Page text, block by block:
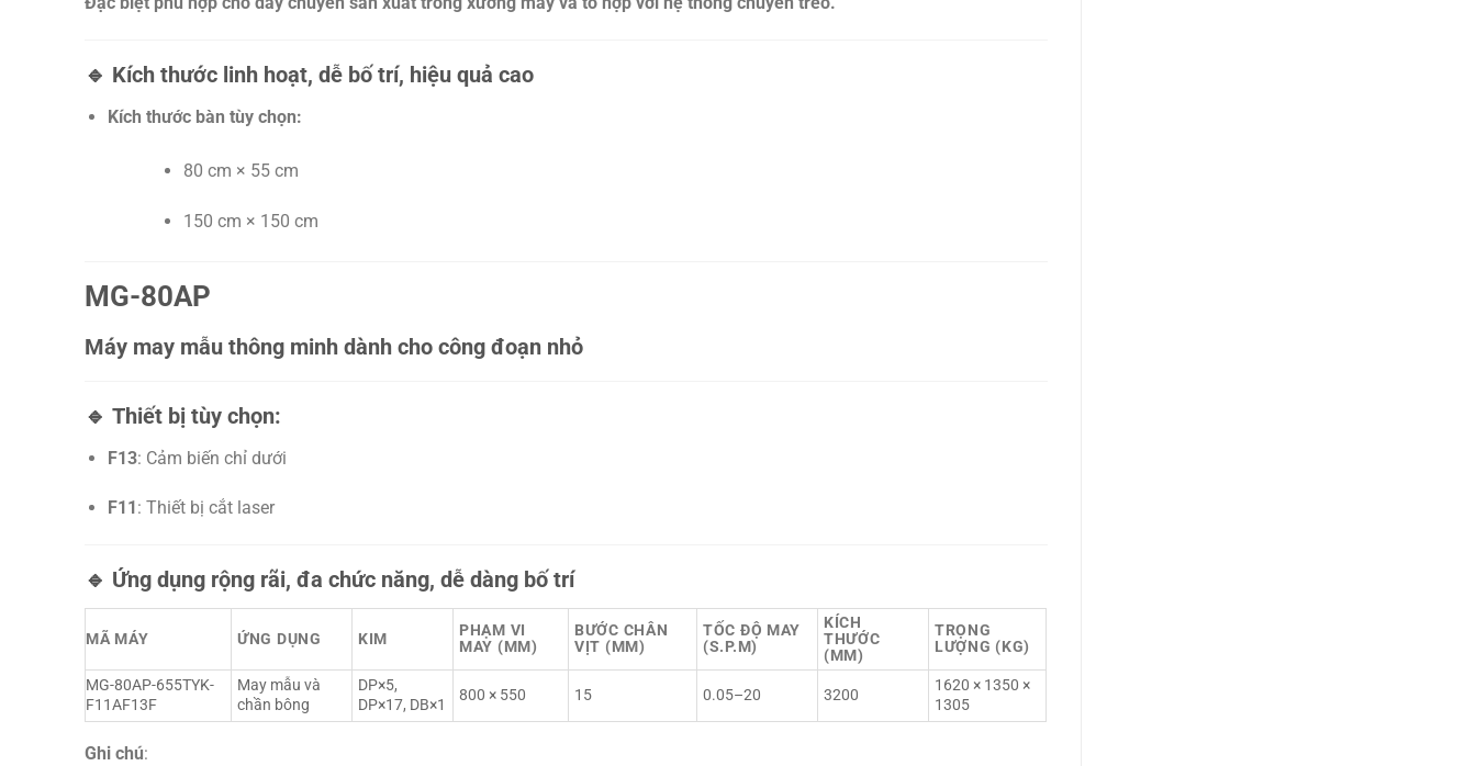
🔹 Kích thước linh hoạt, dễ bố trí, hiệu quả cao
Kích thước bàn tùy chọn:
80 cm × 55 cm
150 cm × 150 cm
MG-80AP
Máy may mẫu thông minh dành cho công đoạn nhỏ
🔹 Thiết bị tùy chọn:
F13: Cảm biến chỉ dưới
F11 : Thiết bị cắt laser
🔹 Ứng dụng rộng rãi, đa chức năng, dễ dàng bố trí
MÃ MÁY ỨNG DỤNG KIM
PHẠM VI
MAY (MM)
BƯỚC CHÂN
VỊT (MM)
TỐC ĐỘ MAY
(S.P.M)
KÍCH
THƯỚC
(MM)
TRỌNG
LƯỢNG (KG)
MG-80AP-655TYK-
F11AF13F
May mẫu và
chần bông
DP×5,
DP×17, DB×1
800 × 550 15 0.05–20 3200
1620 × 1350 ×
1305
Ghi chú: